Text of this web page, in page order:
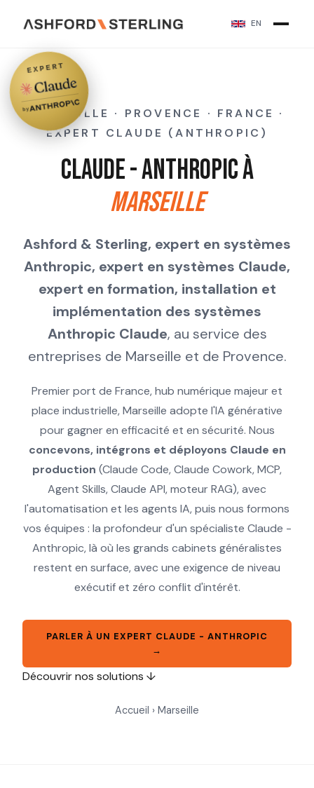
EN
EXPERT
byMARSEILLE · PROVENCE · FRANCE ·
EXPERT CLAUDE (ANTHROPIC)
Claude - Anthropic à
Marseille
Ashford & Sterling, expert en systèmes
Anthropic, expert en systèmes Claude,
expert en formation, installation et
implémentation des systèmes
Anthropic Claude, au service des
entreprises de Marseille et de Provence.
Premier port de France, hub numérique majeur et
place industrielle, Marseille adopte l'IA générative
pour gagner en efficacité et en sécurité. Nous
concevons, intégrons et déployons Claude en
production (Claude Code, Claude Cowork, MCP,
Agent Skills, Claude API, moteur RAG), avec
l'automatisation et les agents IA, puis nous formons
vos équipes : la profondeur d'un spécialiste Claude -
Anthropic, là où les grands cabinets généralistes
restent en surface, avec une exigence de niveau
exécutif et zéro conflit d'intérêt.
PARLER À UN EXPERT CLAUDE - ANTHROPIC
→
Découvrir nos solutions ↓
Accueil › Marseille